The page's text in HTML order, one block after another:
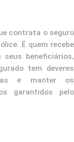
contrata o seguro
É quem recebe
beneficiários,
tem deveres
e manter os
garantidos pelo